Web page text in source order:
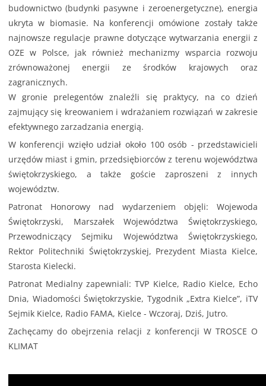
budownictwo (budynki pasywne i zeroenergetyczne), energia
ukryta w biomasie. Na konferencji omówione zostały także
najnowsze regulacje prawne dotyczące wytwarzania energii z
OZE w Polsce, jak również mechanizmy wsparcia rozwoju
zrównoważonej energii ze środków krajowych oraz
zagranicznych.
W gronie prelegentów znaleźli się praktycy, na co dzień
zajmujący się kreowaniem i wdrażaniem rozwiązań w zakresie
efektywnego zarzadzania energią.
W konferencji wzięło udział około 100 osób - przedstawicieli
urzędów miast i gmin, przedsiębiorców z terenu województwa
świętokrzyskiego, a także goście zaproszeni z innych
województw.
Patronat Honorowy nad wydarzeniem objęli: Wojewoda
Świętokrzyski, Marszałek Województwa Świętokrzyskiego,
Przewodniczący Sejmiku Województwa Świętokrzyskiego,
Rektor Politechniki Świętokrzyskiej, Prezydent Miasta Kielce,
Starosta Kielecki.
Patronat Medialny zapewniali: TVP Kielce, Radio Kielce, Echo
Dnia, Wiadomości Świętokrzyskie, Tygodnik „Extra Kielce”, iTV
Sejmik Kielce, Radio FAMA, Kielce - Wczoraj, Dziś, Jutro.
Zachęcamy do obejrzenia relacji z konferencji W TROSCE O
KLIMAT